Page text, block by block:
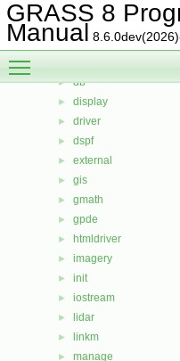
GRASS 8
Manual
► calc
► cdhc
► cluster
► db
► display
► driver
► dspf
► external
► gis
► gmath
► gpde
► htmldriver
► imagery
► init
► iostream
► lidar
► linkm
► manage